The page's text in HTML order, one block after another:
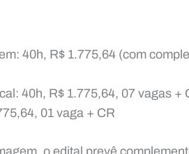
40h, R$ 1.775,64 (com
40h, R$ 1.775,64, 07 vagas +
01 vaga + CR
o edital prevê